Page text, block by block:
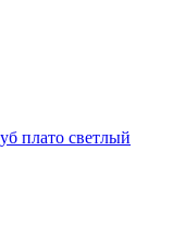
плато светлый